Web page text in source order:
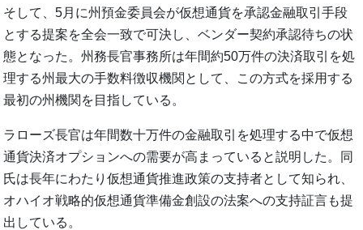
そして、5月に州預金委員会が仮想通貨を承認金融取引手段
とする提案を全会一致で可決し、ベンダー契約承認待ちの状
態となった。州務長官事務所は年間約50万件の決済取引を処
理する州最大の手数料徴収機関として、この方式を採用する
最初の州機関を目指している。
ラローズ長官は年間数十万件の金融取引を処理する中で仮想
通貨決済オプションへの需要が高まっていると説明した。同
氏は長年にわたり仮想通貨推進政策の支持者として知られ、
オハイオ戦略的仮想通貨準備金創設の法案への支持証言も提
出している。